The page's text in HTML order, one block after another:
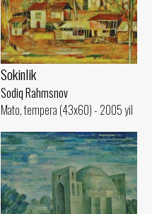
Sokinlik
Sodiq Rahmsnov
Mato, tempera (43x60) - 2005 yil